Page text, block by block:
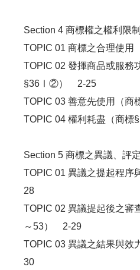
Section 4 商標權之權利限
TOPIC 01 商標之合理使
TOPIC 02 發揮商品或服務
§36Ⅰ②） 2-25
TOPIC 03 善意先使用（
TOPIC 04 權利耗盡（商
Section 5 商標之異議、評
TOPIC 01 異議之提起程
28
TOPIC 02 異議提起後之審
～53） 2-29
TOPIC 03 異議之結果與
30